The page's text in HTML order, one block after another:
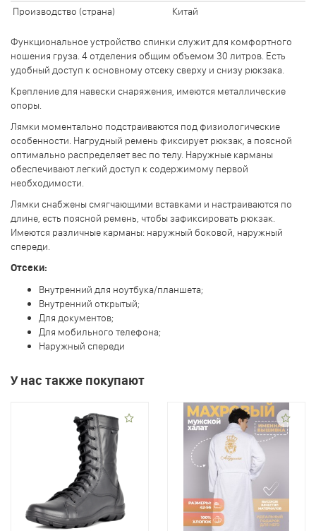
Производство (страна)
Китай
Функциональное устройство спинки служит для комфортного
ношения груза. 4 отделения общим объемом 30 литров. Есть
удобный доступ к основному отсеку сверху и снизу рюкзака.
Крепление для навески снаряжения, имеются металлические
опоры.
Лямки моментально подстраиваются под физиологические
особенности. Нагрудный ремень фиксирует рюкзак, а поясной
оптимально распределяет вес по телу. Наружные карманы
обеспечивают легкий доступ к содержимому первой
необходимости.
Лямки снабжены смягчающими вставками и настраиваются по
длине, есть поясной ремень, чтобы зафиксировать рюкзак.
Имеются различные карманы: наружный боковой, наружный
спереди.
Отсеки:
Внутренний для ноутбука/планшета;
Внутренний открытый;
Для документов;
Для мобильного телефона;
Наружный спереди
У нас также покупают